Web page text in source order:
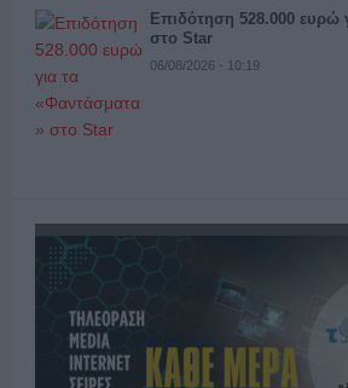
Επιδότηση 528.000 ευρώ
στο Star
06/08/2026 - 10:19